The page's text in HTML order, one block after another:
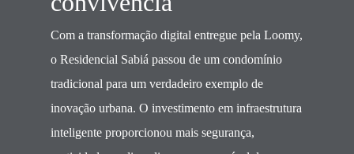
Com a transformação digital entregue pela Loomy,
o Residencial Sabiá passou de um condomínio
tradicional para um verdadeiro exemplo de
inovação urbana. O investimento em infraestrutura
inteligente proporcionou mais segurança,